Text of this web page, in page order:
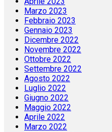
Marzo 2023
Febbraio 2023
Gennaio 2023
Dicembre 2022
Novembre 2022
Ottobre 2022
Settembre 2022
Agosto 2022
Luglio 2022
Giugno 2022
Maggio 2022
Aprile 2022
Marzo 2022